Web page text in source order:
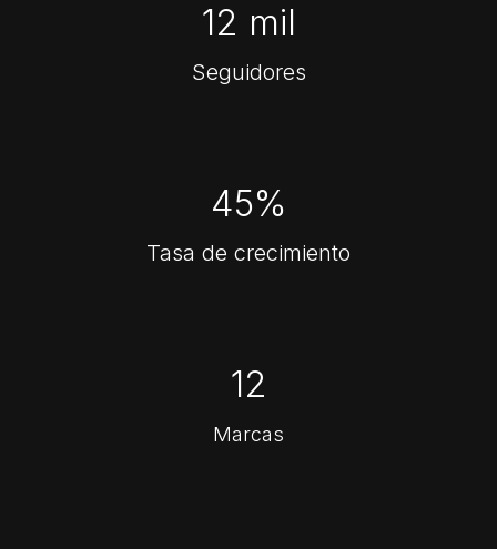
12 mil
Seguidores
45%
Tasa de crecimiento
12
Marcas